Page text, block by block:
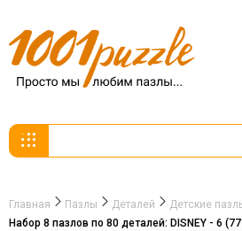
Главная Пазлы Деталей
Детские
Набор 8 пазлов по 80 деталей: DISNEY - 6